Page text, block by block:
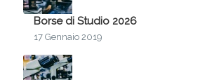
Borse di Studio 2026
17 Gennaio 2019